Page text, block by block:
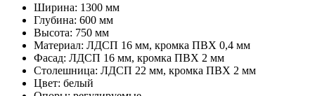
Ширина: 1300 мм
Глубина: 600 мм
Высота: 750 мм
Материал: ЛДСП 16 мм, кромка ПВХ 0,4 мм
Фасад: ЛДСП 16 мм, кромка ПВХ 2 мм
Столешница: ЛДСП 22 мм, кромка ПВХ 2 мм
Цвет: белый